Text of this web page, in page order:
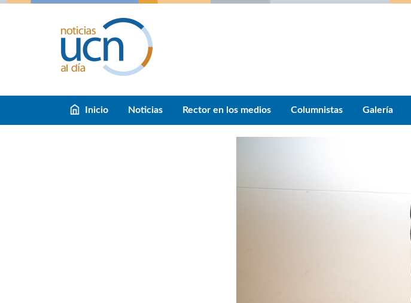
Inicio Noticias Rector en los medios Columnistas Galería